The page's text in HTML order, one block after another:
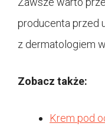
producenta przed
z dermatologiem
Zobacz także:
Krem pod